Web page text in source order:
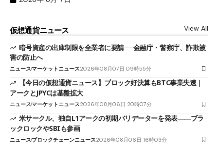
仮想通貨ニュース View All
暗号資産の出庫制限を全業者に要請──金融庁・警察庁、詐欺被
害の防止へ
ニュースマーケットニュース2026年08月07日 09時55分
【今日の仮想通貨ニュース】ブロック好決算もBTC事業失速｜
アークとJPYCは基盤拡大
ニュースマーケットニュース2026年08月06日 20時07分
米サークル、独自L1アークの初期バリデーターを発表――ブラ
ックロックやSBIも参画
ニュースブロックチェーンニュース2026年08月06日 16時03分